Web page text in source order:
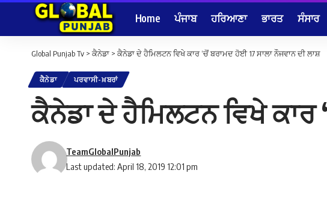
Home ਪੰਜਾਬ ਹਰਿਆਣਾ ਭਾਰਤ ਸੰਸਾਰ
Global Punjab Tv > ਕੈਨੇਡਾ > ਕੈਨੇਡਾ ਦੇ ਹੈਮਿਲਟਨ ਵਿਖੇ ਕਾਰ ‘ਚੋਂ ਬਰਾਮਦ ਹੋਈ 17 ਸਾਲਾ ਨੌਜਵਾਨ ਦੀ ਲਾਸ਼
ਕੈਨੇਡਾ ਪਰਵਾਸੀ-ਖ਼ਬਰਾਂ
ਕੈਨੇਡਾ ਦੇ ਹੈਮਿਲਟਨ ਵਿਖੇ ਕਾਰ
Last updated: April 18, 2019 12:01 pm
TeamGlobalPunjab